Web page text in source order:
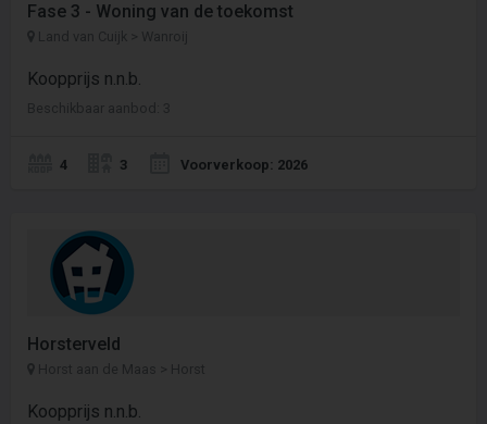
Fase 3 - Woning van de toekomst
Land van Cuijk > Wanroij
Koopprijs n.n.b.
Beschikbaar aanbod: 3
4 3 Voorverkoop: 2026
Horsterveld
Horst aan de Maas > Horst
Koopprijs n.n.b.